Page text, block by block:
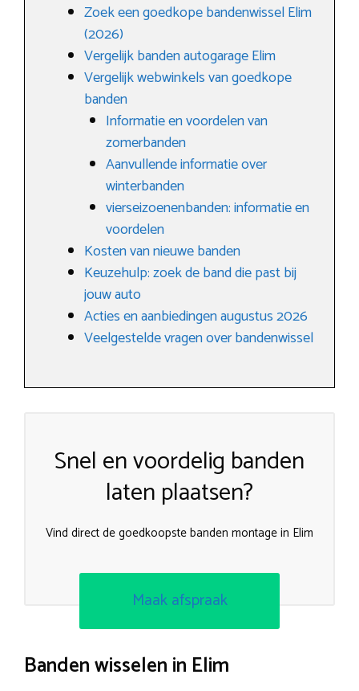
Zoek een goedkope bandenwissel Elim
(2026)
Vergelijk banden autogarage Elim
Vergelijk webwinkels van goedkope
banden
Informatie en voordelen van
zomerbanden
Aanvullende informatie over
winterbanden
vierseizoenenbanden: informatie en
voordelen
Kosten van nieuwe banden
Keuzehulp: zoek de band die past bij
jouw auto
Acties en aanbiedingen augustus 2026
Veelgestelde vragen over bandenwissel
Snel en voordelig banden
laten plaatsen?
Vind direct de goedkoopste banden montage in Elim
Maak afspraak
Banden wisselen in Elim